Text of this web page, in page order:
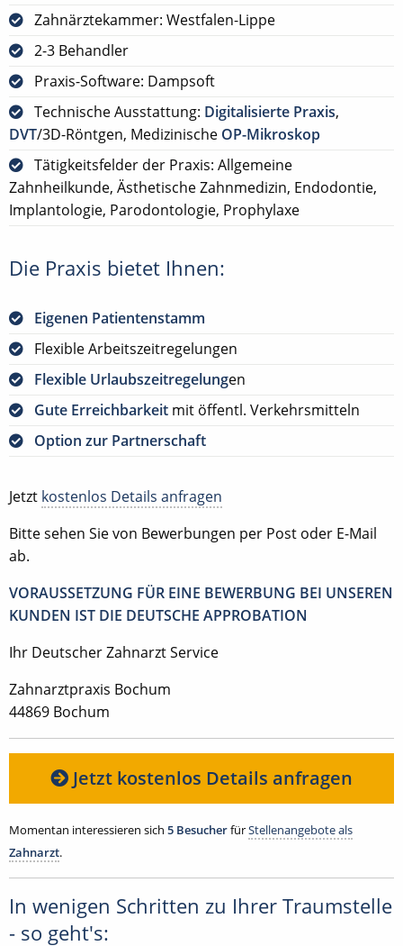
Zahnärztekammer: Westfalen-Lippe
2-3 Behandler
Praxis-Software: Dampsoft
Technische Ausstattung: Digitalisierte Praxis,
DVT/3D-Röntgen, Medizinische OP-Mikroskop
Tätigkeitsfelder der Praxis: Allgemeine
Zahnheilkunde, Ästhetische Zahnmedizin, Endodontie,
Implantologie, Parodontologie, Prophylaxe
Die Praxis bietet Ihnen:
Eigenen Patientenstamm
Flexible Arbeitszeitregelungen
Flexible Urlaubszeitregelungen
Gute Erreichbarkeit mit öffentl. Verkehrsmitteln
Option zur Partnerschaft
Jetzt kostenlos Details anfragen
Bitte sehen Sie von Bewerbungen per Post oder E-Mail
ab.
VORAUSSETZUNG FÜR EINE BEWERBUNG BEI UNSEREN
KUNDEN IST DIE DEUTSCHE APPROBATION
Ihr Deutscher Zahnarzt Service
Zahnarztpraxis Bochum
44869 Bochum
Jetzt kostenlos Details anfragen
Momentan interessieren sich 5 BesucherfürStellenangebote als
Zahnarzt.
In wenigen Schritten zu Ihrer Traumstelle
- so geht's: